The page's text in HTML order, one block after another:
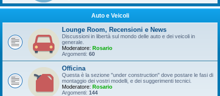
Auto e Veicoli
Lounge Room, Recensioni e News
Discussioni in libertà sul mondo delle auto e dei veicoli in
generale.
Moderatore: Rosario
Argomenti: 60
Officina
Questa è la sezione "under construction" dove postare le fasi di
montaggio dei vostri modelli, e dei suggerimenti tecnici.
Moderatore: Rosario
Argomenti: 144